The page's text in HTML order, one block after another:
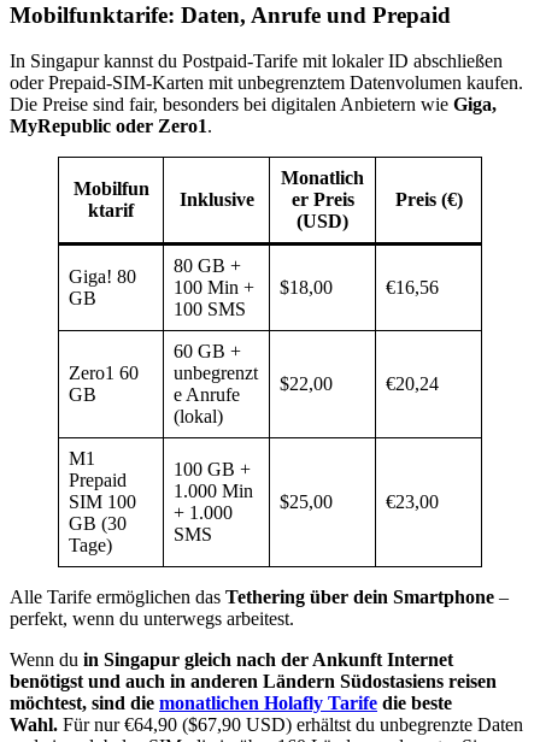
Mobilfunktarife: Daten, Anrufe und Prepaid
In Singapur kannst du Postpaid-Tarife mit lokaler ID abschließen
oder Prepaid-SIM-Karten mit unbegrenztem Datenvolumen kaufen.
Die Preise sind fair, besonders bei digitalen Anbietern wie Giga,
MyRepublic oder Zero1.
Mobilfun
ktarif
Inklusive
Monatlich
er Preis
(USD)
Preis (€)
Giga! 80
GB
80 GB +
100 Min +
100 SMS
$18,00 €16,56
Zero1 60
GB
60 GB +
unbegrenzt
e Anrufe
(lokal)
$22,00 €20,24
M1
Prepaid
SIM 100
GB (30
Tage)
100 GB +
1.000 Min
+ 1.000
SMS
$25,00 €23,00
Alle Tarife ermöglichen das Tethering über dein Smartphone –
perfekt, wenn du unterwegs arbeitest.
Wenn du in Singapur gleich nach der Ankunft Internet
benötigst und auch in anderen Ländern Südostasiens reisen
möchtest, sind die monatlichen Holafly Tarife die beste
Wahl. Für nur €64,90 ($67,90 USD) erhältst du unbegrenzte Daten